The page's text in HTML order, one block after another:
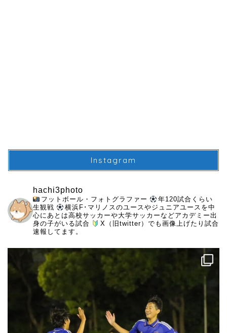
Instagram
hachi3photo
フットボール・フォトグラファー
年120試合くらい
生観戦
横浜F･マリノスのユースやジュニアユースを中
心にあとは高校サッカーや大学サッカーなどアカデミー出
身の子がいる試合
X（旧twitter）でも画像上げたり試合
速報してます。